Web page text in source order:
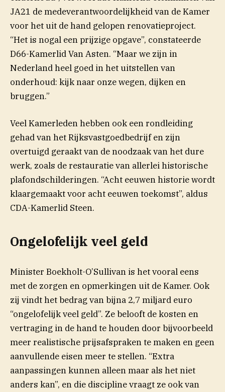
JA21 de medeverantwoordelijkheid van de Kamer
voor het uit de hand gelopen renovatieproject.
“Het is nogal een prijzige opgave”, constateerde
D66-Kamerlid Van Asten. “Maar we zijn in
Nederland heel goed in het uitstellen van
onderhoud: kijk naar onze wegen, dijken en
bruggen.”
Veel Kamerleden hebben ook een rondleiding
gehad van het Rijksvastgoedbedrijf en zijn
overtuigd geraakt van de noodzaak van het dure
werk, zoals de restauratie van allerlei historische
plafondschilderingen. “Acht eeuwen historie wordt
klaargemaakt voor acht eeuwen toekomst”, aldus
CDA-Kamerlid Steen.
Ongelofelijk veel geld
Minister Boekholt-O’Sullivan is het vooral eens
met de zorgen en opmerkingen uit de Kamer. Ook
zij vindt het bedrag van bijna 2,7 miljard euro
“ongelofelijk veel geld”. Ze belooft de kosten en
vertraging in de hand te houden door bijvoorbeeld
meer realistische prijsafspraken te maken en geen
aanvullende eisen meer te stellen. “Extra
aanpassingen kunnen alleen maar als het niet
anders kan”, en die discipline vraagt ze ook van